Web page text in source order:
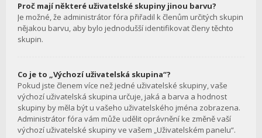
Proč mají některé uživatelské skupiny jinou barvu?
Je možné, že administrátor fóra přiřadil k členům určitých skupin
nějakou barvu, aby bylo jednodušší identifikovat členy těchto
skupin.
Co je to „Výchozí uživatelská skupina“?
Pokud jste členem více než jedné uživatelské skupiny, vaše
výchozí uživatelská skupina určuje, jaká a barva a hodnost
skupiny by měla být u vašeho uživatelského jména zobrazena.
Administrátor fóra vám může udělit oprávnění ke změně vaší
výchozí uživatelské skupiny ve vašem „Uživatelském panelu“.